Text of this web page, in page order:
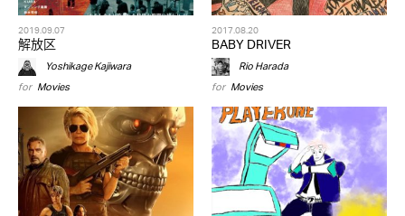
2019.09.07
解放区
Yoshikage Kajiwara
for Movies
2017.08.20
BABY DRIVER
Rio Harada
for Movies